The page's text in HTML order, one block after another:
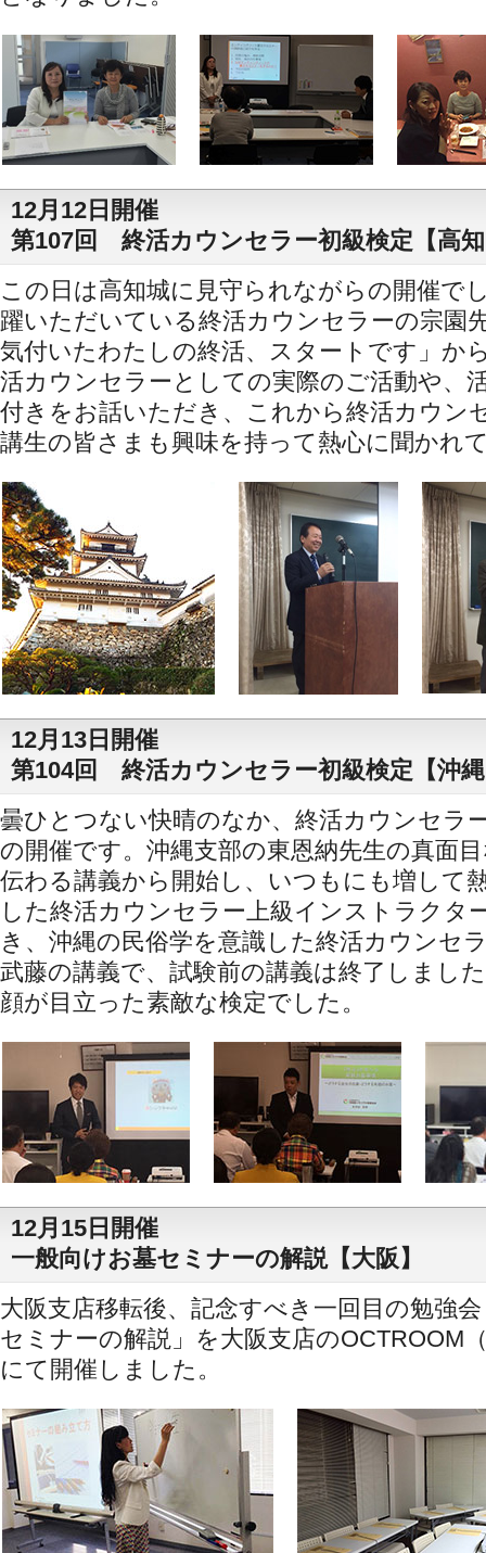
12月12日開催
第107回 終活カウンセラー初級検定【高
この日は高知城に見守られながらの開催で
躍いただいている終活カウンセラーの宗園
気付いたわたしの終活、スタートです」か
活カウンセラーとしての実際のご活動や、
付きをお話いただき、これから終活カウン
講生の皆さまも興味を持って熱心に聞かれ
12月13日開催
第104回 終活カウンセラー初級検定【沖
曇ひとつない快晴のなか、終活カウンセラ
の開催です。沖縄支部の東恩納先生の真面
伝わる講義から開始し、いつもにも増して
した終活カウンセラー上級インストラクタ
き、沖縄の民俗学を意識した終活カウンセ
武藤の講義で、試験前の講義は終了しまし
顔が目立った素敵な検定でした。
12月15日開催
一般向けお墓セミナーの解説【大阪】
大阪支店移転後、記念すべき一回目の勉強
セミナーの解説」を大阪支店のOCTROOM
にて開催しました。